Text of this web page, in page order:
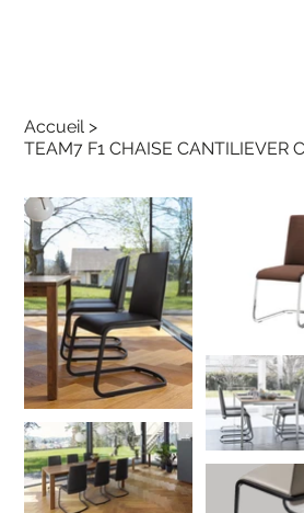
Accueil >
TEAM7 F1 CHAISE CANTILIEVER